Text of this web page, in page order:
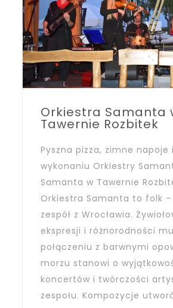
Orkiestra Samanta
Tawernie Rozbitek
Pyszna pizza, zimne napoje
wykonaniu Orkiestry
Samanta w Tawernie
Orkiestra Samanta to folk
zespół z Wrocławia.
ekspresji i różnorodności
połączeniu z barwnymi
morzu stanowi o
koncertów i twórczości
zespołu. Kompozycje